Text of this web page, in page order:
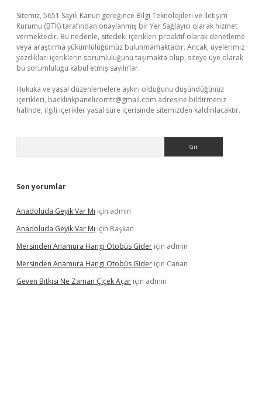
Sitemiz, 5651 Sayılı Kanun gereğince Bilgi Teknolojileri ve İletişim
Kurumu (BTK) tarafından onaylanmış bir Yer Sağlayıcı olarak hizmet
vermektedir. Bu nedenle, sitedeki içerikleri proaktif olarak denetleme
veya araştırma yükümlülüğümüz bulunmamaktadır. Ancak, üyelerimiz
yazdıkları içeriklerin sorumluluğunu taşımakta olup, siteye üye olarak
bu sorumluluğu kabul etmiş sayılırlar.
Hukuka ve yasal düzenlemelere aykırı olduğunu düşündüğünüz
içerikleri, backlinkpanelicomtr@gmail.com adresine bildirmeniz
halinde, ilgili içerikler yasal süre içerisinde sitemizden kaldırılacaktır.
Son yorumlar
Anadoluda Geyik Var Mı için admin
Anadoluda Geyik Var Mı için Başkan
Mersinden Anamura Hangi Otobüs Gider için admin
Mersinden Anamura Hangi Otobüs Gider için Canan
Geven Bitkisi Ne Zaman Çiçek Açar için admin